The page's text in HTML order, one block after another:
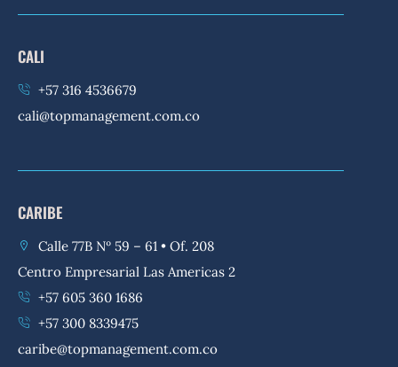
CALI
+57 316 4536679
cali@topmanagement.com.co
CARIBE
Calle 77B Nº 59 – 61 • Of. 208
Centro Empresarial Las Americas 2
+57 605 360 1686
+57 300 8339475
caribe@topmanagement.com.co